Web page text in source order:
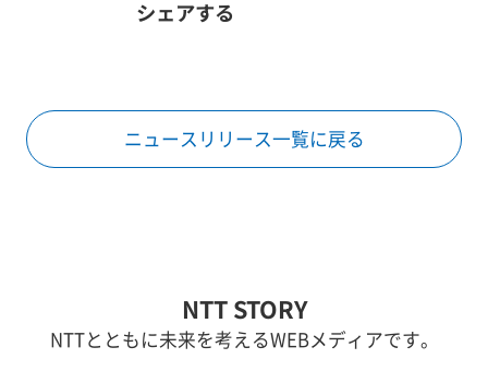
シェアする
ニュースリリース一覧に戻る
NTT STORY
NTTとともに未来を考えるWEBメディアです。